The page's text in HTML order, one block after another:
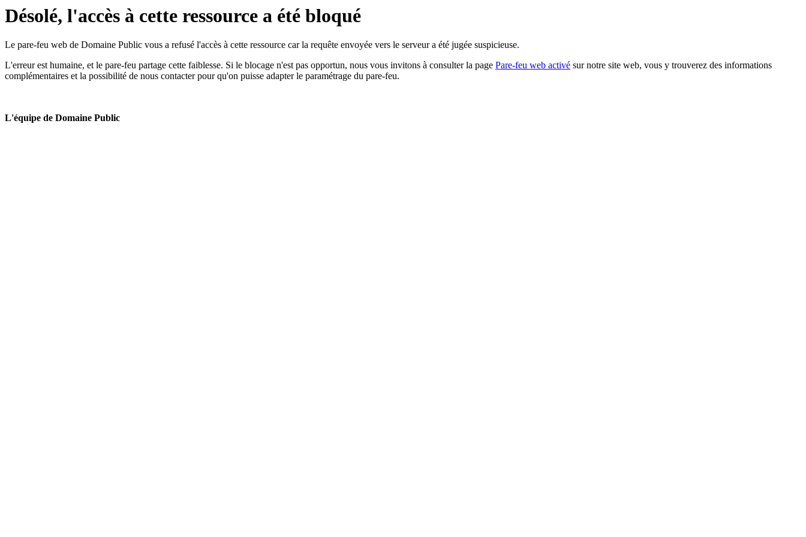
Désolé, l'accès à cette ressource a été bloqué
Le pare-feu web de Domaine Public vous a refusé l'accès à cette ressource car la requête envoyée vers le serveur a été jugée suspicieuse.
L'erreur est humaine, et le pare-feu partage cette faiblesse. Si le blocage n'est pas opportun, nous vous invitons à consulter la page Pare-feu web activé sur notre site web, vous y trouverez des informations
complémentaires et la possibilité de nous contacter pour qu'on puisse adapter le paramétrage du pare-feu.
L'équipe de Domaine Public